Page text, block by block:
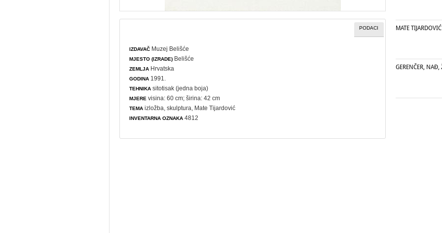
PODACI
IZDAVAČ Muzej Belišće
MJESTO (IZRADE) Belišće
ZEMLJA Hrvatska
GODINA 1991.
TEHNIKA sitotisak (jedna boja)
MJERE visina: 60 cm; širina: 42 cm
TEMA izložba ,skulptura , Mate Tijardović
INVENTARNA OZNAKA 4812
MATE TIJARDOVIĆ
GERENČER, NAĐ,